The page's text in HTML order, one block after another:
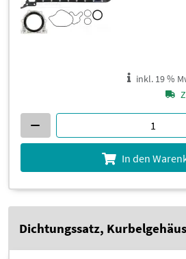
inkl. 19 %
In den
Dichtungssatz,